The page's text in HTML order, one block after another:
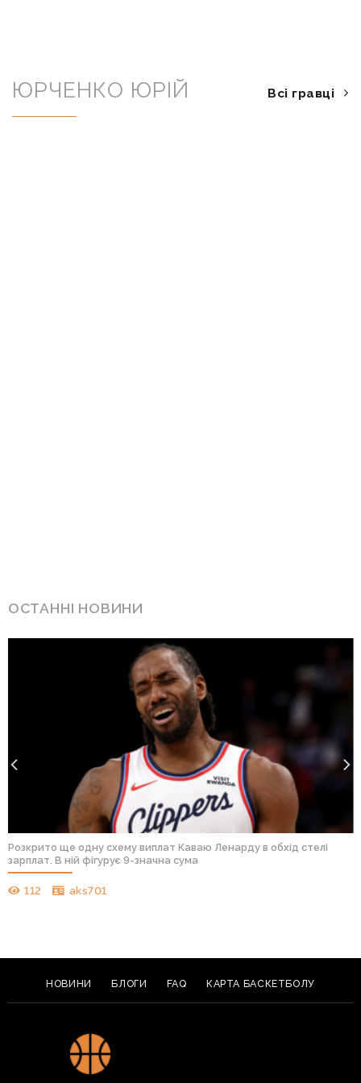
ЮРЧЕНКО ЮРІЙ Всі гравці
ОСТАННІ НОВИНИ
Розкрито ще одну схему виплат Каваю Ленарду в обхід стелі
зарплат. В ній фігурує 9-значна сума
112 aks701
НОВИНИ БЛОГИ FAQ КАРТА БАСКЕТБОЛУ